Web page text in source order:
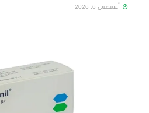
أغسطس 6, 2026